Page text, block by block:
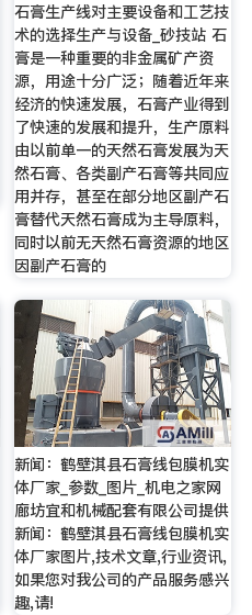
石膏生产线对主要设备和工艺技
术的选择生产与设备_砂技站 石
膏是一种重要的非金属矿产资
源，用途十分广泛；随着近年来
经济的快速发展，石膏产业得到
了快速的发展和提升，生产原料
由以前单一的天然石膏发展为天
然石膏、各类副产石膏等共同应
用并存，甚至在部分地区副产石
膏替代天然石膏成为主导原料，
同时以前无天然石膏资源的地区
因副产石膏的
新闻：鹤壁淇县石膏线包膜机实
体厂家_参数_图片_机电之家网
廊坊宜和机械配套有限公司提供
新闻：鹤壁淇县石膏线包膜机实
体厂家图片,技术文章,行业资讯,
如果您对我公司的产品服务感兴
趣,请!